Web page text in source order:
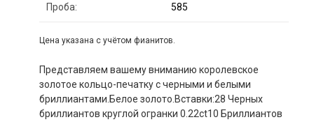
Проба: 585
Цена указана с учётом фианитов.
Представляем вашему вниманию королевское
золотое кольцо-печатку с черными и белыми
бриллиантами.Белое золото.Вставки:28 Черных
бриллиантов круглой огранки 0.22ct10 Бриллиантов